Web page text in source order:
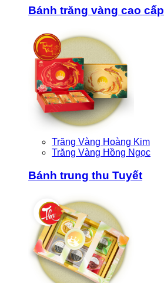
Bánh trăng vàng cao cấp
Trăng Vàng Hoàng Kim
Trăng Vàng Hồng Ngọc
Bánh trung thu Tuyết